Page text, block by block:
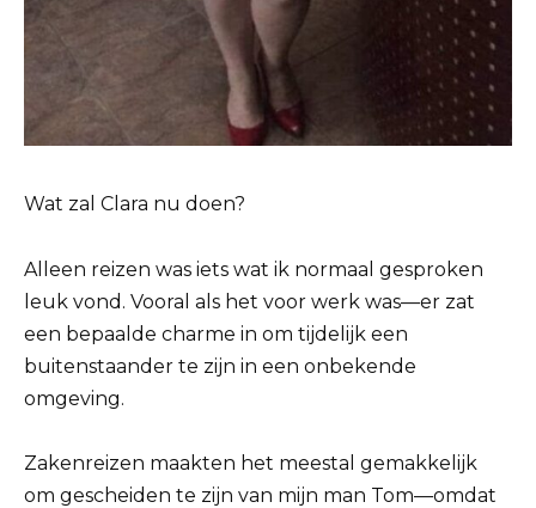
Wat zal Clara nu doen?
Alleen reizen was iets wat ik normaal gesproken
leuk vond. Vooral als het voor werk was—er zat
een bepaalde charme in om tijdelijk een
buitenstaander te zijn in een onbekende
omgeving.
Zakenreizen maakten het meestal gemakkelijk
om gescheiden te zijn van mijn man Tom—omdat